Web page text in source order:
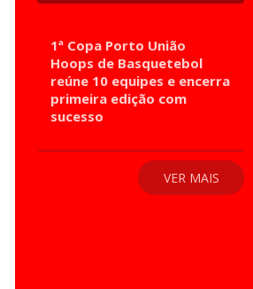
1ª Copa Porto União
Hoops de Basquetebol
reúne 10 equipes e encerra
primeira edição com
sucesso
VER MAIS